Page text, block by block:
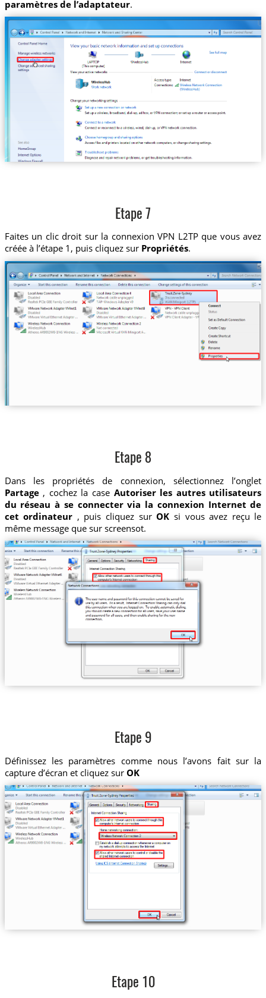
paramètres de l’adaptateur.
Etape 7
Faites un clic droit sur la connexion VPN L2TP que vous avez
créée à l’étape 1, puis cliquez sur Propriétés.
Etape 8
Dans les propriétés de connexion, sélectionnez l’onglet
Partage, cochez la case Autoriser les autres utilisateurs
du réseau à se connecter via la connexion Internet de
cet ordinateur , puis cliquez surOK si vous avez reçu le
même message que sur screensot.
Etape 9
Définissez les paramètres comme nous l’avons fait sur la
capture d’écran et cliquez sur OK
Etape 10